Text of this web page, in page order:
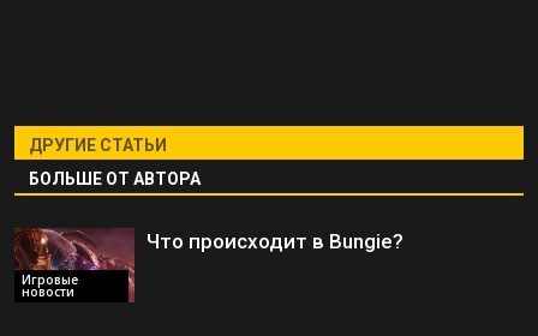
ДРУГИЕ СТАТЬИ
БОЛЬШЕ ОТ АВТОРА
Игровые
новости
Что происходит в Bungie?